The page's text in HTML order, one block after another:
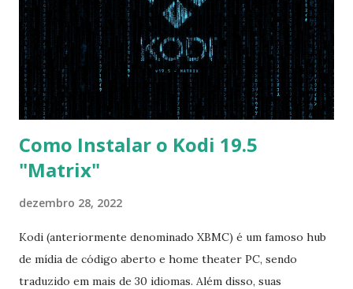
Order USB HDD: SATA CD: SATA HDD: Essa ordem de boot
vai garantir que ele tente primeiro o boot pela USB, depois
pelo CD e por último no HD. Apenas as opções acima são
as necessá...
Como Instalar o Kodi 19.5
"Matrix"
dezembro 28, 2022
Kodi (anteriormente denominado XBMC) é um famoso hub
de mídia de código aberto e home theater PC, sendo
traduzido em mais de 30 idiomas. Além disso, suas